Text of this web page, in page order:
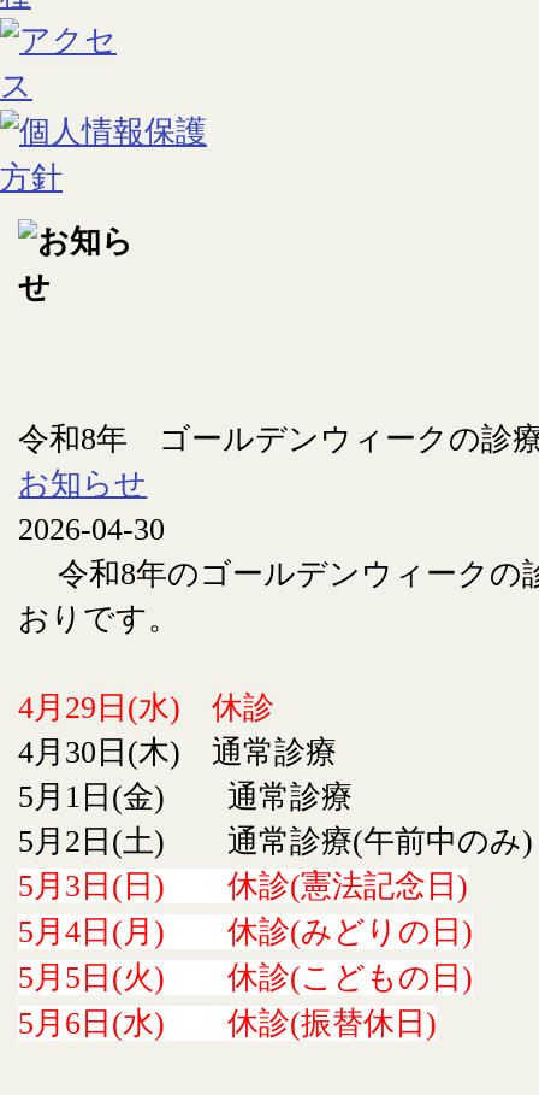
令和8年 ゴールデンウィークの診
お知らせ
2026-04-30
令和8年のゴールデンウィークの
おりです。
4月29日(水) 休診
4月30日(木) 通常診療
5月1日(金) 通常診療
5月2日(土) 通常診療(午前中のみ)
5月3日(日) 休診(憲法記念日)
5月4日(月) 休診(みどりの日)
5月5日(火) 休診(こどもの日)
5月6日(水) 休診(振替休日)